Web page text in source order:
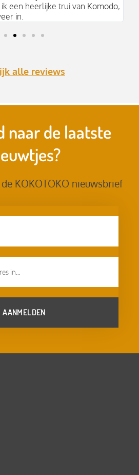
een heerlijke trui van Komodo,
in.
alle reviews
naar de laatste
KOKOTOKO nieuwsbrief
AANMELDEN